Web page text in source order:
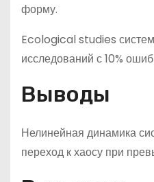
форму.
Ecological studies
исследований с 10%
Выводы
Нелинейная динамика
переход к хаосу при